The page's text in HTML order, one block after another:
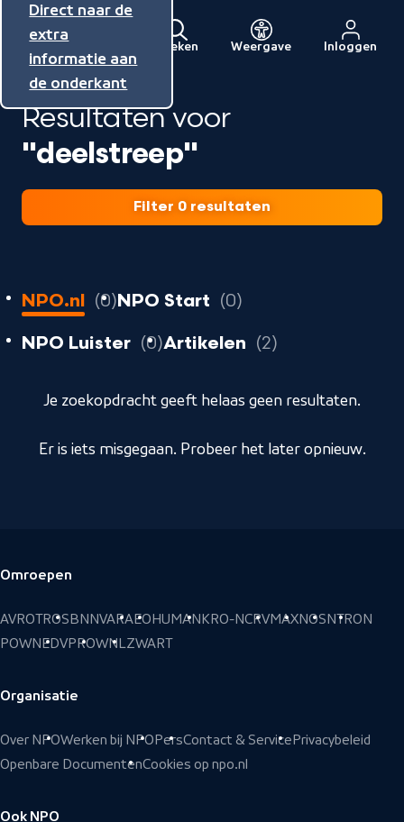
Direct naar de
inhoud
Direct naar de
hoofdnavigatie
Direct naar de
extra
informatie aan
de onderkant
Menu
Naar
de
beginpagina
van
NPO
Zoeken Weergave Inloggen
Resultaten voor
"deelstreep"
Filter 0 resultaten
0
resultaten
geladen
NPO.nl 0 resultaten
NPO Start 0
NPO Luister
0 resultaten
Artikelen 2
Je zoekopdracht geeft helaas geen resultaten.
Er is iets misgegaan. Probeer het later opnieuw.
Voettekst
Omroepen
AVROTROS BNNVARAEO HUMAN KRO-NCRVMAXNOS NTRON
POWNEDVPROWNLZWART
Organisatie
Over NPOWerken bij NPO PersContact & Service Privacybeleid
Openbare DocumentenCookies op npo.nl
Ook NPO